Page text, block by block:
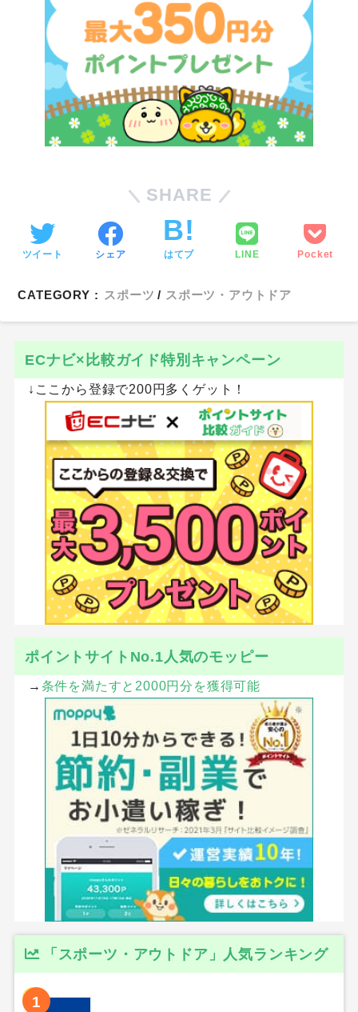
SHARE
ツイート シェア はてブ LINE Pocket
CATEGORY : スポーツ スポーツ・アウトドア
ECナビ×比較ガイド特別キャンペーン
↓ここから登録で200円多くゲット！
ポイントサイトNo.1人気のモッピー
→ 条件を満たすと2000円分を獲得可能
「スポーツ・アウトドア」人気ランキング
1